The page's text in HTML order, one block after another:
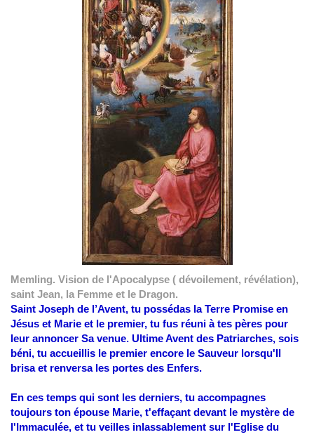
Memling. Vision de l'Apocalypse ( dévoilement, révélation),
saint Jean, la Femme et le Dragon.
Saint Joseph de l’Avent, tu possédas la Terre Promise en
Jésus et Marie et le premier, tu fus réuni à tes pères pour
leur annoncer Sa venue. Ultime Avent des Patriarches, sois
béni, tu accueillis le premier encore le Sauveur lorsqu'Il
brisa et renversa les portes des Enfers.
En ces temps qui sont les derniers, tu accompagnes
toujours ton épouse Marie, t'effaçant devant le mystère de
l'Immaculée, et tu veilles inlassablement sur l'Eglise du